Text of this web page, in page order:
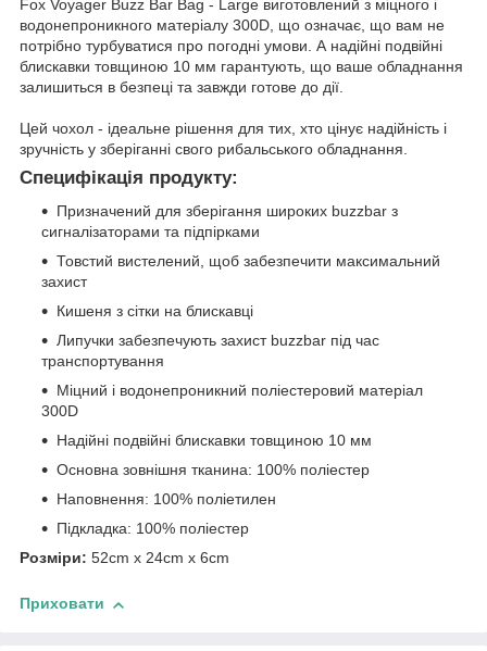
Fox Voyager Buzz Bar Bag - Large виготовлений з міцного і
водонепроникного матеріалу 300D, що означає, що вам не
потрібно турбуватися про погодні умови. А надійні подвійні
блискавки товщиною 10 мм гарантують, що ваше обладнання
залишиться в безпеці та завжди готове до дії.
Цей чохол - ідеальне рішення для тих, хто цінує надійність і
зручність у зберіганні свого рибальського обладнання.
Специфікація продукту:
Призначений для зберігання широких buzzbar з
сигналізаторами та підпірками
Товстий вистелений, щоб забезпечити максимальний
захист
Кишеня з сітки на блискавці
Липучки забезпечують захист buzzbar під час
транспортування
Міцний і водонепроникний поліестеровий матеріал
300D
Надійні подвійні блискавки товщиною 10 мм
Основна зовнішня тканина: 100% поліестер
Наповнення: 100% поліетилен
Підкладка: 100% поліестер
Розміри: 52cm x 24cm x 6cm
Приховати